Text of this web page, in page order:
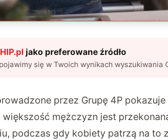
jako preferowane źródło
się w Twoich wynikach wyszukiwania
przez Grupę 4P
mężczyzn jest
podczas gdy kobiety patrzą na to